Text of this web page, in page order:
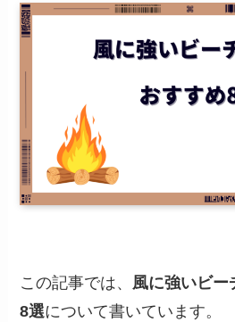
この記事では、 風に強いビー
8選について書いています。